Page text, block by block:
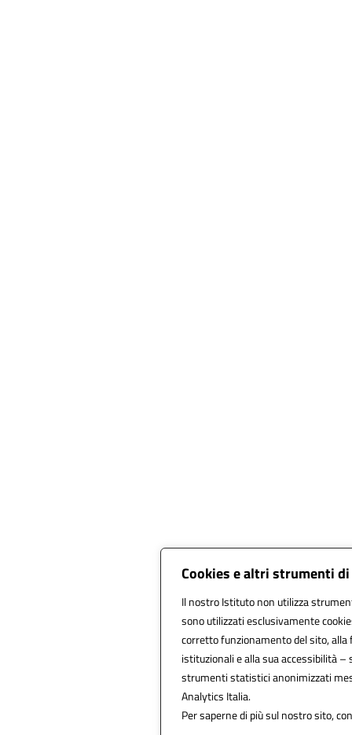
Cookies e altri strumenti
Il nostro Istituto non utilizza
sono utilizzati esclusivamente
corretto funzionamento del sito, alla
istituzionali e alla sua accessibilità
strumenti statistici anonimizzati
Analytics Italia.
Per saperne di più sul nostro sito,